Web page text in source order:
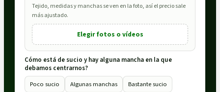
Tejido, medidas y manchas se ven en la foto, así el precio sale
más ajustado.
Elegir fotos o vídeos
Cómo está de sucio y hay alguna mancha en la que
debamos centrarnos?
Poco sucio
Algunas manchas
Bastante sucio